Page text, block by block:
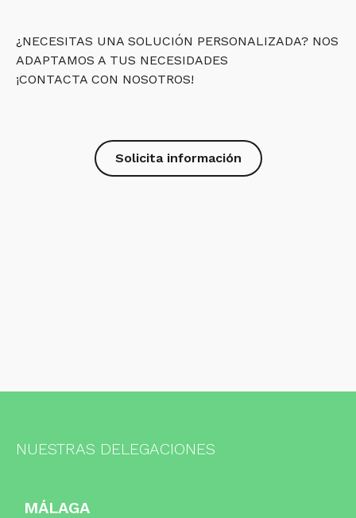
¿NECESITAS UNA SOLUCIÓN PERSONALIZADA? NOS
ADAPTAMOS A TUS NECESIDADES
¡CONTACTA CON NOSOTROS!
Solicita información
NUESTRAS DELEGACIONES
MÁLAGA